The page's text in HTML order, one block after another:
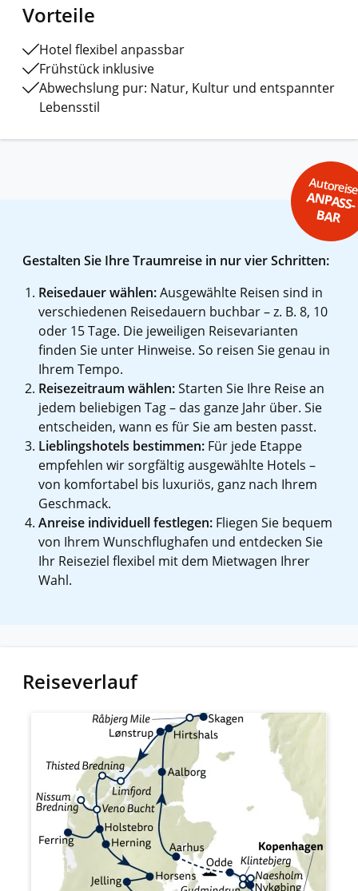
Vorteile
Hotel flexibel anpassbar
Frühstück inklusive
Abwechslung pur: Natur, Kultur und entspannter
Lebensstil
ANPASS-
BAR
Gestalten Sie Ihre Traumreise in nur vier Schritten:
Reisedauer wählen:Ausgewählte Reisen sind in
verschiedenen Reisedauern buchbar – z. B. 8, 10
oder 15 Tage. Die jeweiligen Reisevarianten
finden Sie unter Hinweise. So reisen Sie genau in
Ihrem Tempo.
Reisezeitraum wählen:Starten Sie Ihre Reise an
jedem beliebigen Tag – das ganze Jahr über. Sie
entscheiden, wann es für Sie am besten passt.
Lieblingshotels bestimmen: Für jede Etappe
empfehlen wir sorgfältig ausgewählte Hotels –
von komfortabel bis luxuriös, ganz nach Ihrem
Geschmack.
Anreise individuell festlegen: Fliegen Sie bequem
von Ihrem Wunschflughafen und entdecken Sie
Ihr Reiseziel flexibel mit dem Mietwagen Ihrer
Wahl.
Reiseverlauf